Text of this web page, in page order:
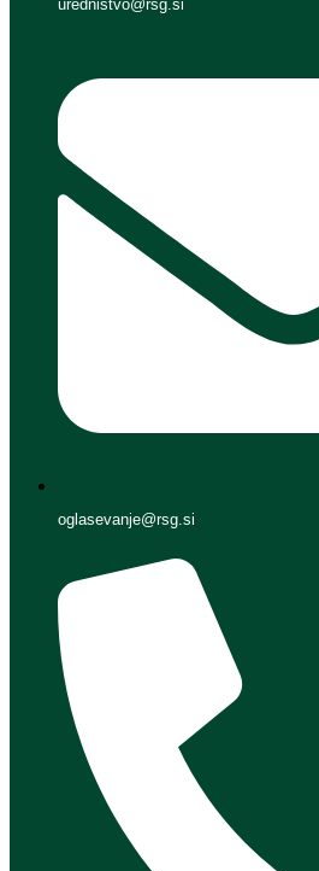
urednistvo@rsg.si
oglasevanje@rsg.si